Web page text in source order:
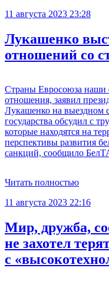
11 августа 2023 23:28
Лукашенко
отношений со
Страны Евросоюза наши
отношения, заявил
Лукашенко на выездном
государства обсудил с
которые находятся на
перспективы развития
санкций, сообщило
Читать полностью
11 августа 2023 22:16
Мир, дружба,
не захотел
с